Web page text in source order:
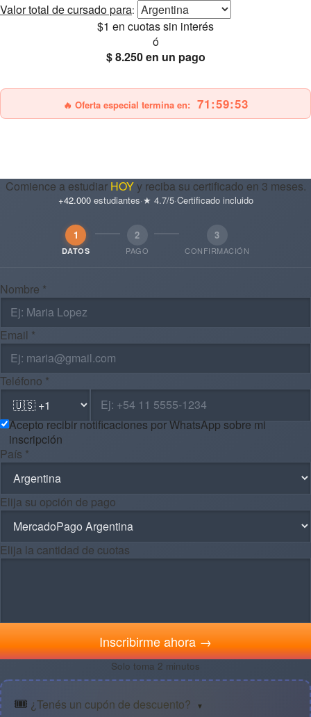
Valor total de cursado para:
$1 en cuotas sin interés
ó
$ 8.250en un pago
🔥 Oferta especial termina en: 71:59:52
Comience a estudiar HOYy reciba su certificado en 3 meses.
+42.000estudiantes·★ 4.7/5·Certificado incluido
1
DATOS
2
PAGO
3
CONFIRMACIÓN
Nombre *
Email *
Teléfono *
Acepto recibir notificaciones por WhatsApp sobre mi
inscripción
País *
Elija su opción de pago
Elija la cantidad de cuotas
Inscribirme ahora →
Solo toma 2 minutos
🎟️ ¿Tenés un cupón de descuento? ▼